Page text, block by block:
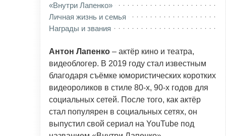
«Внутри Лапенко»
Личная жизнь и семья
Награды и звания
Антон Лапенко – актёр кино и театра,
видеоблогер. В 2019 году стал известным
благодаря съёмке юмористических коротких
видеороликов в стиле 80-х, 90-х годов для
социальных сетей. После того, как актёр
стал популярен в социальных сетях, он
выпустил свой сериал на YouTube под